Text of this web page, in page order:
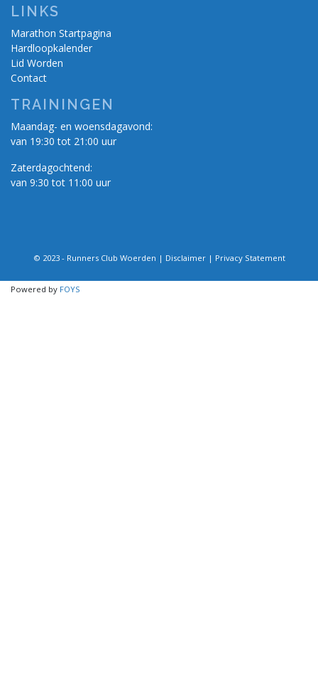
LINKS
Marathon Startpagina
Hardloopkalender
Lid Worden
Contact
TRAININGEN
Maandag- en woensdagavond:
van 19:30 tot 21:00 uur
Zaterdagochtend:
van 9:30 tot 11:00 uur
© 2023 - Runners Club Woerden | Disclaimer| Privacy Statement
Powered by FOYS